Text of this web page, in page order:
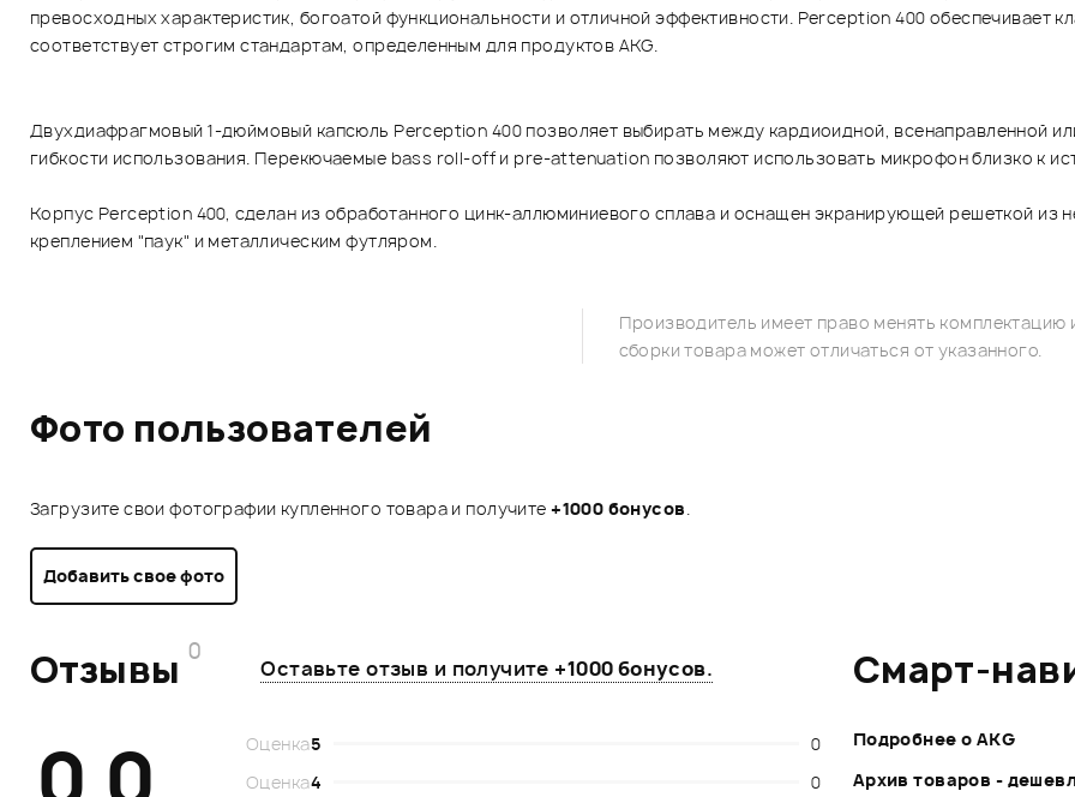
превосходных характеристик, богоатой функциональности и отличной эффективности. Perception 400 обеспечивает
соответствует строгим стандартам, определенным для продуктов AKG.
Двухдиафрагмовый 1-дюймовый капсюль Perception 400 позволяет выбирать между кардиоидной, всенаправленной
гибкости использования. Перекючаемые bass roll-off и pre-attenuation позволяют использовать микрофон близко к
Корпус Perception 400, сделан из обработанного цинк-аллюминиевого сплава и оснащен экранирующей решеткой из
креплением "паук" и металлическим футляром.
Производитель имеет право менять
сборки товара может отличаться от указанного.
Фото пользователей
Загрузите свои фотографии купленного товара и получите+1000 бонусов.
Добавить свое фото
Отзывы 0
Оставьте отзыв и получите +1000 бонусов.
Оценка5
0
Оценка4 0
Смарт-
Подробнее о AKG
Архив товаров -